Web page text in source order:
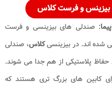
بیزینس و فرست کلاس
: صندلی های بیزینسی و فرست
شده اند. در بیزینسیکلاس، صندلی
پلاستیکی از هم جدا می شوند.
کابین های بزرگ تری هستند که